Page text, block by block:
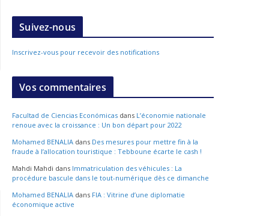
Suivez-nous
Inscrivez-vous pour recevoir des notifications
Vos commentaires
Facultad de Ciencias Económicas dans L’économie nationale
renoue avec la croissance : Un bon départ pour 2022
Mohamed BENALIA dans Des mesures pour mettre fin à la
fraude à l’allocation touristique : Tebboune écarte le cash !
Mahdi Mahdi dans Immatriculation des véhicules : La
procédure bascule dans le tout-numérique dès ce dimanche
Mohamed BENALIA dans FIA : Vitrine d’une diplomatie
économique active